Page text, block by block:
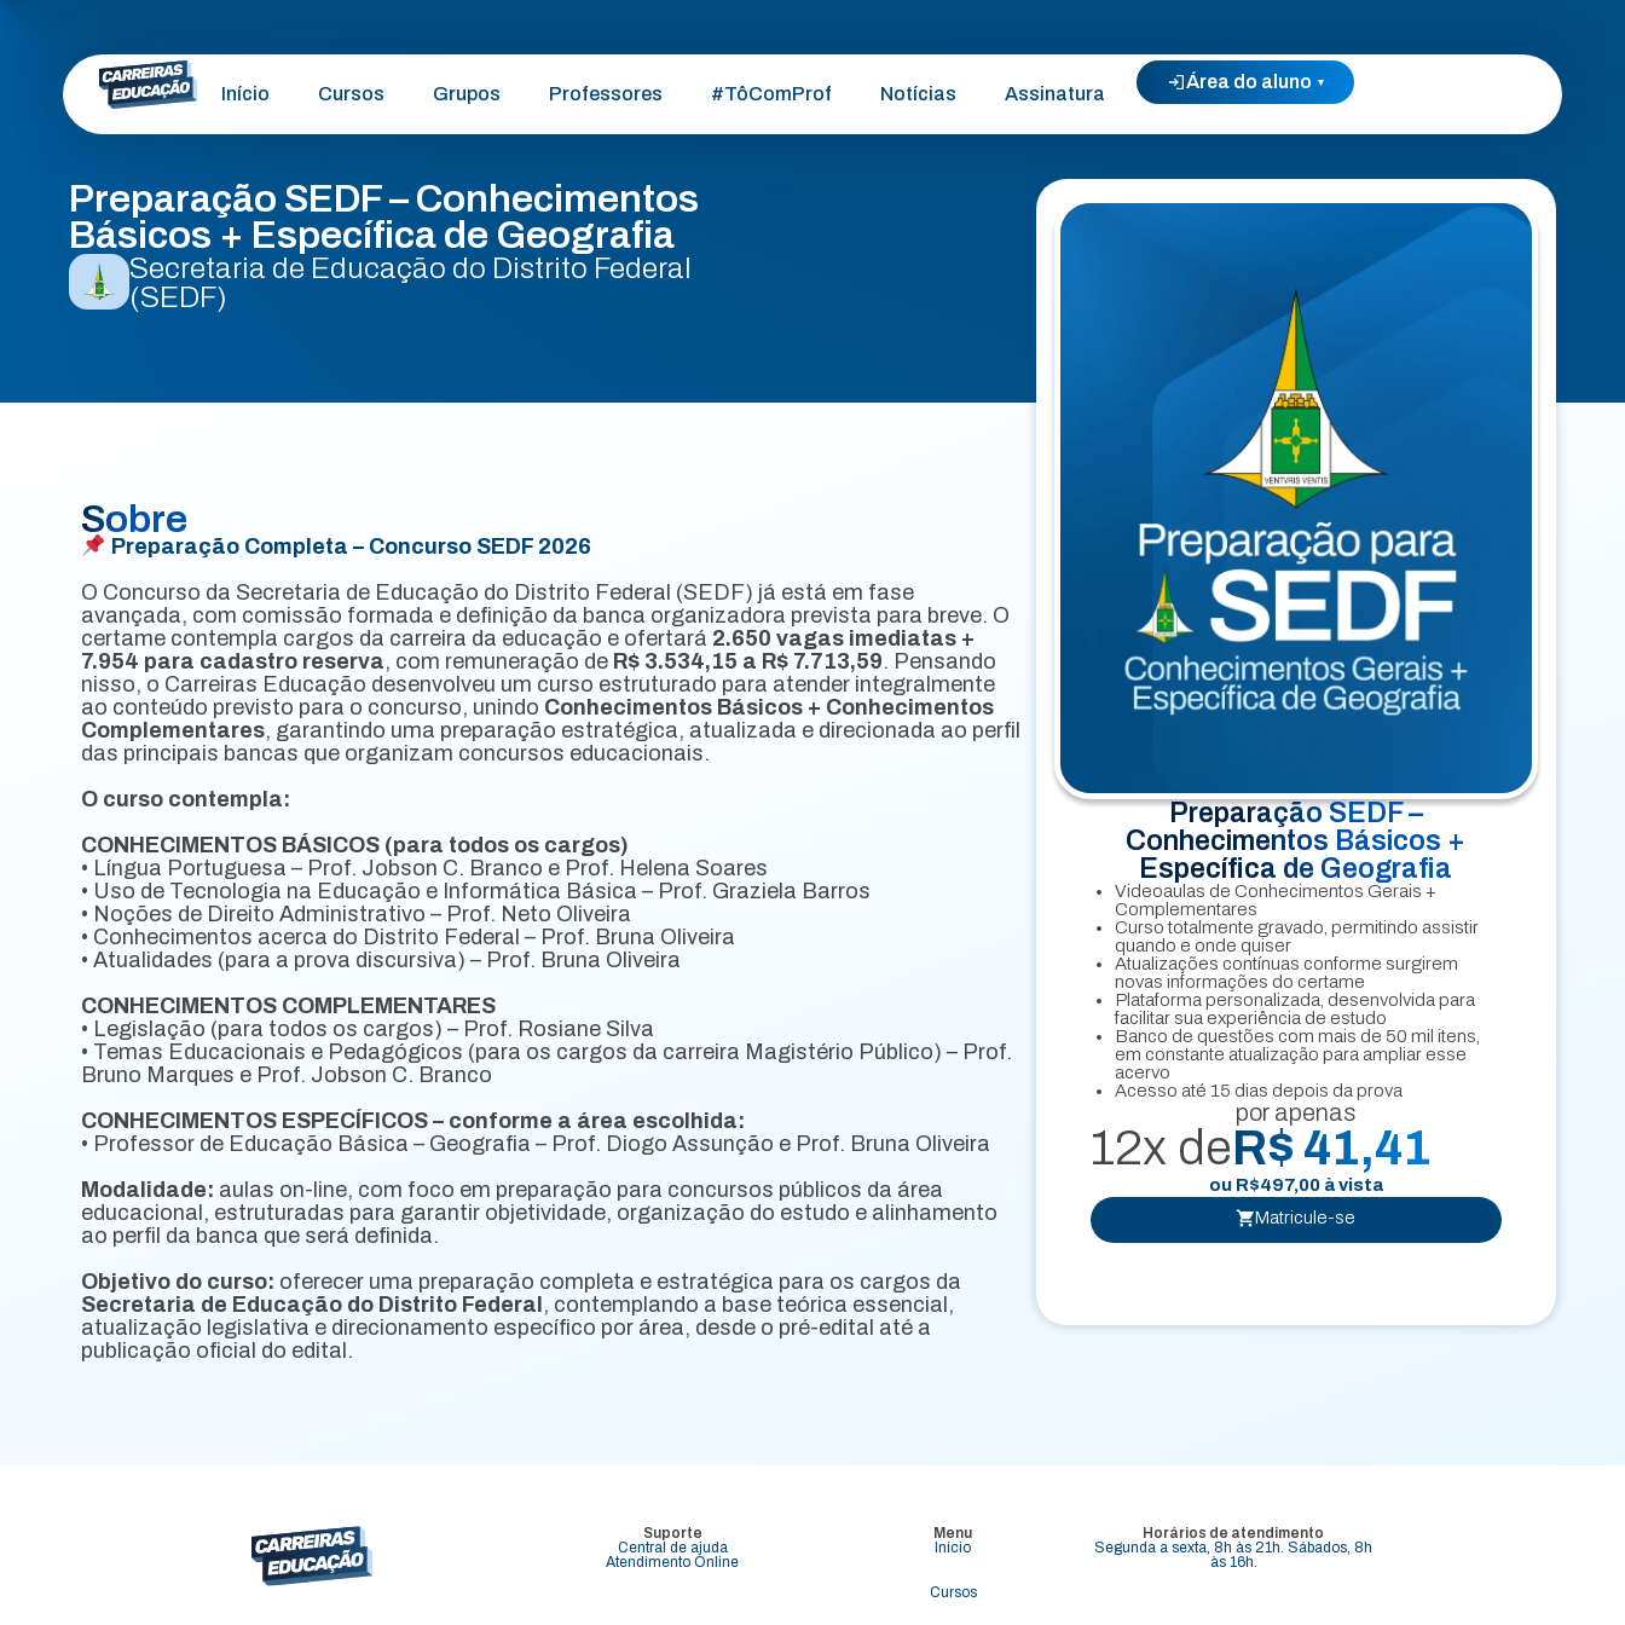
Início Cursos Grupos Professores #TôComProf Notícias Assinatura
Área do aluno ▾
Preparação SEDF – Conhecimentos
Básicos + Específica de Geografia
Secretaria de Educação do Distrito Federal
(SEDF)
Sobre
Preparação Completa – Concurso SEDF 2026
O Concurso da Secretaria de Educação do Distrito Federal (SEDF) já está em fase
avançada, com comissão formada e definição da banca organizadora prevista para breve. O
certame contempla cargos da carreira da educação e ofertará 2.650 vagas imediatas +
7.954 para cadastro reserva, com remuneração de R$ 3.534,15 a R$ 7.713,59. Pensando
nisso, o Carreiras Educação desenvolveu um curso estruturado para atender integralmente
ao conteúdo previsto para o concurso, unindo Conhecimentos Básicos + Conhecimentos
Complementares, garantindo uma preparação estratégica, atualizada e direcionada ao perfil
das principais bancas que organizam concursos educacionais.
O curso contempla:
CONHECIMENTOS BÁSICOS (para todos os cargos)
• Língua Portuguesa – Prof. Jobson C. Branco e Prof. Helena Soares
• Uso de Tecnologia na Educação e Informática Básica – Prof. Graziela Barros
• Noções de Direito Administrativo – Prof. Neto Oliveira
• Conhecimentos acerca do Distrito Federal – Prof. Bruna Oliveira
• Atualidades (para a prova discursiva) – Prof. Bruna Oliveira
CONHECIMENTOS COMPLEMENTARES
• Legislação (para todos os cargos) – Prof. Rosiane Silva
• Temas Educacionais e Pedagógicos (para os cargos da carreira Magistério Público) – Prof.
Bruno Marques e Prof. Jobson C. Branco
CONHECIMENTOS ESPECÍFICOS – conforme a área escolhida:
• Professor de Educação Básica – Geografia – Prof. Diogo Assunção e Prof. Bruna Oliveira
Modalidade: aulas on-line, com foco em preparação para concursos públicos da área
educacional, estruturadas para garantir objetividade, organização do estudo e alinhamento
ao perfil da banca que será definida.
Objetivo do curso: oferecer uma preparação completa e estratégica para os cargos da
Secretaria de Educação do Distrito Federal , contemplando a base teórica essencial,
atualização legislativa e direcionamento específico por área, desde o pré-edital até a
publicação oficial do edital.
Preparação SEDF –
Conhecimentos Básicos +
Específica de Geografia
Videoaulas de Conhecimentos Gerais +
Complementares
Curso totalmente gravado, permitindo assistir
quando e onde quiser
Atualizações contínuas conforme surgirem
novas informações do certame
Plataforma personalizada, desenvolvida para
facilitar sua experiência de estudo
Banco de questões com mais de 50 mil itens,
em constante atualização para ampliar esse
acervo
Acesso até 15 dias depois da prova
por apenas
12x deR$ 41,41
ou R$497,00à vista
Matricule-se
Suporte
Central de ajuda
Atendimento Online
Menu
Início
Cursos
Horários de atendimento
Segunda a sexta, 8h às 21h. Sábados, 8h
às 16h.